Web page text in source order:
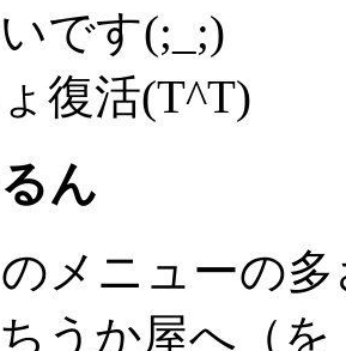
です(;_;)
復活(T^T)
ん
メニューの
うか屋へ（を